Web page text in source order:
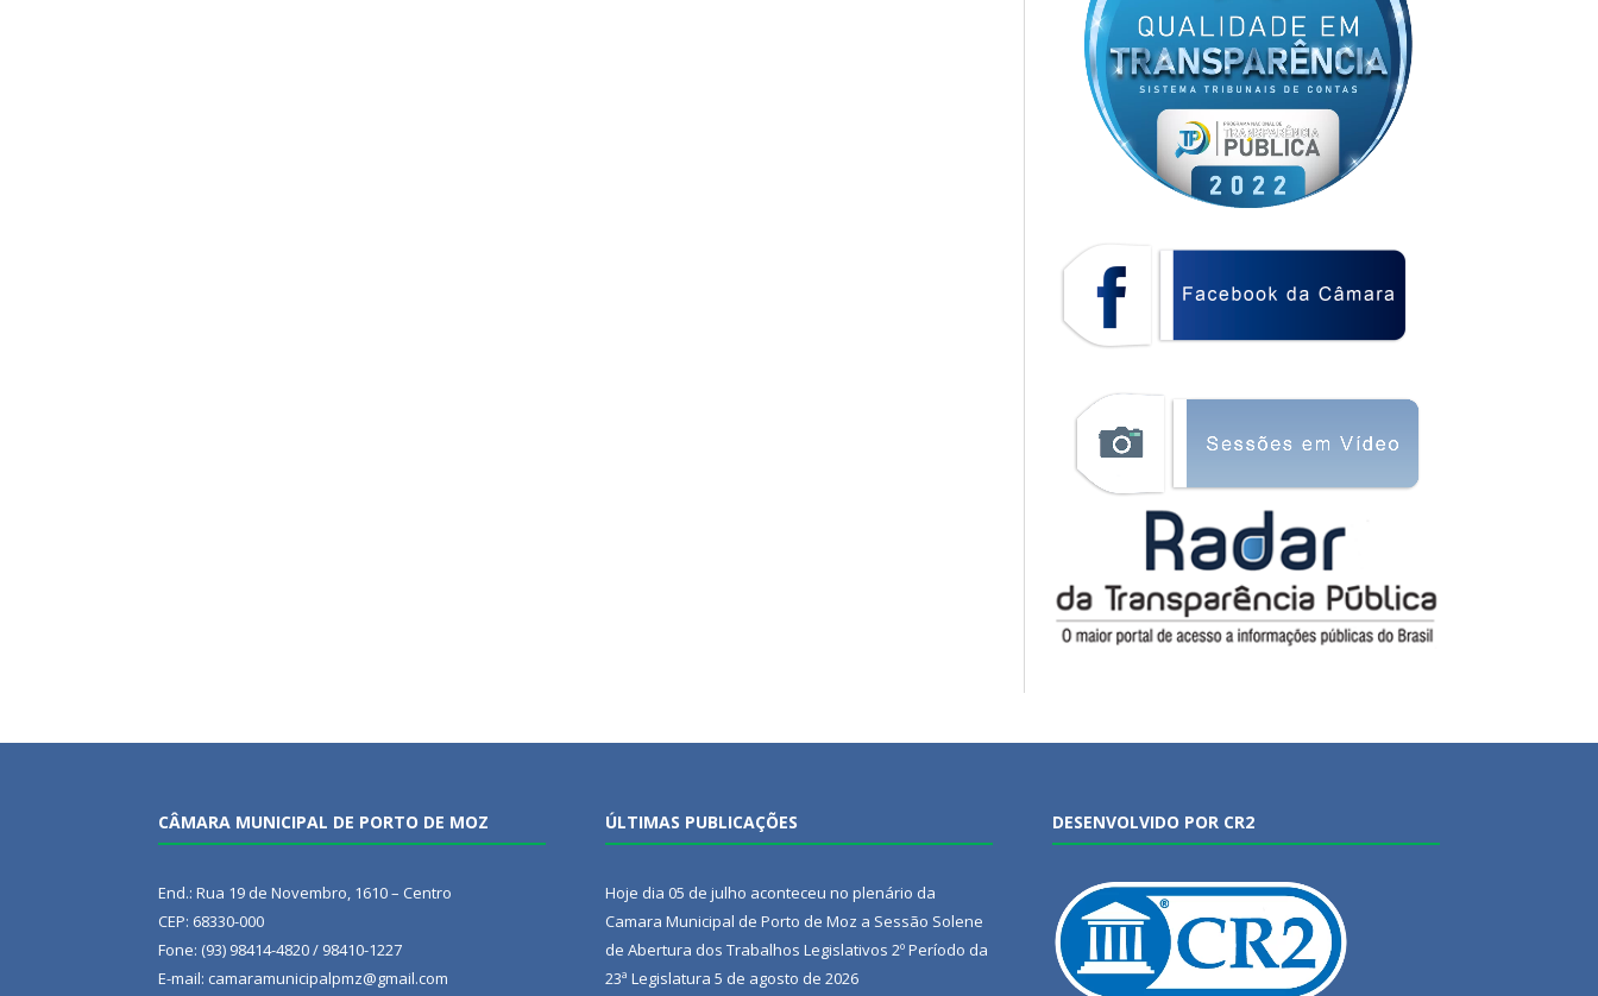
CÂMARA MUNICIPAL DE PORTO DE MOZ
End.: Rua 19 de Novembro, 1610 – Centro
CEP: 68330-000
Fone: (93) 98414-4820 / 98410-1227
E-mail: camaramunicipalpmz@gmail.com
ÚLTIMAS PUBLICAÇÕES
Hoje dia 05 de julho aconteceu no plenário da
Camara Municipal de Porto de Moz a Sessão Solene
de Abertura dos Trabalhos Legislativos 2º Período da
23ª Legislatura 5 de agosto de 2026
DESENVOLVIDO POR CR2